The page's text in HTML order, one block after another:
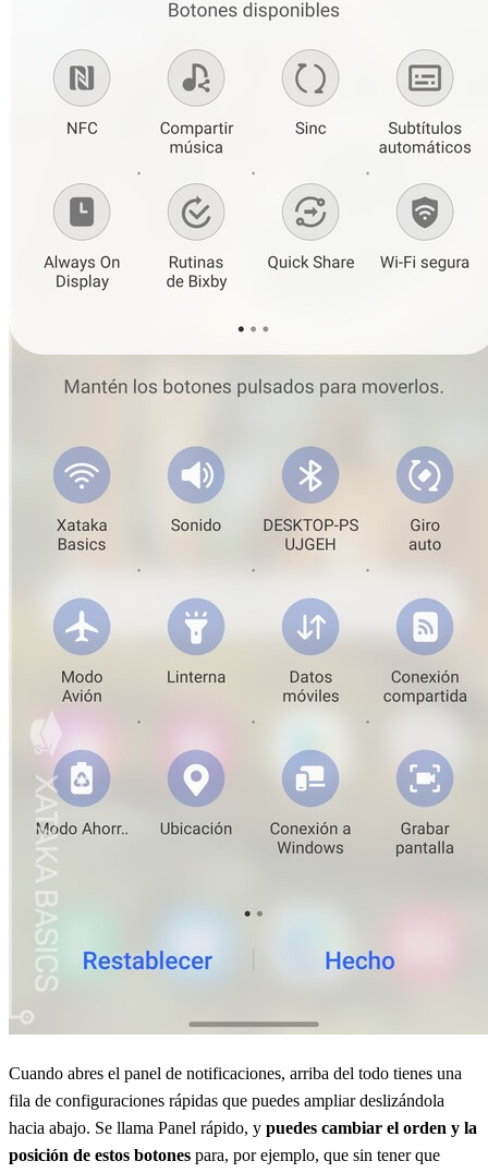
Cuando abres el panel de notificaciones, arriba del todo tienes una
fila de configuraciones rápidas que puedes ampliar deslizándola
hacia abajo. Se llama Panel rápido, y puedes cambiar el orden y la
posición de estos botones para, por ejemplo, que sin tener que